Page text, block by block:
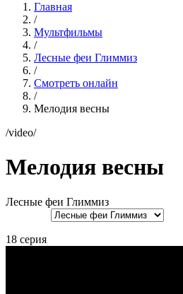
Главная
/
Мультфильмы
/
Лесные феи Глиммиз
/
Смотреть онлайн
/
Мелодия весны
/video/
Мелодия весны
Лесные феи Глиммиз
18 серия